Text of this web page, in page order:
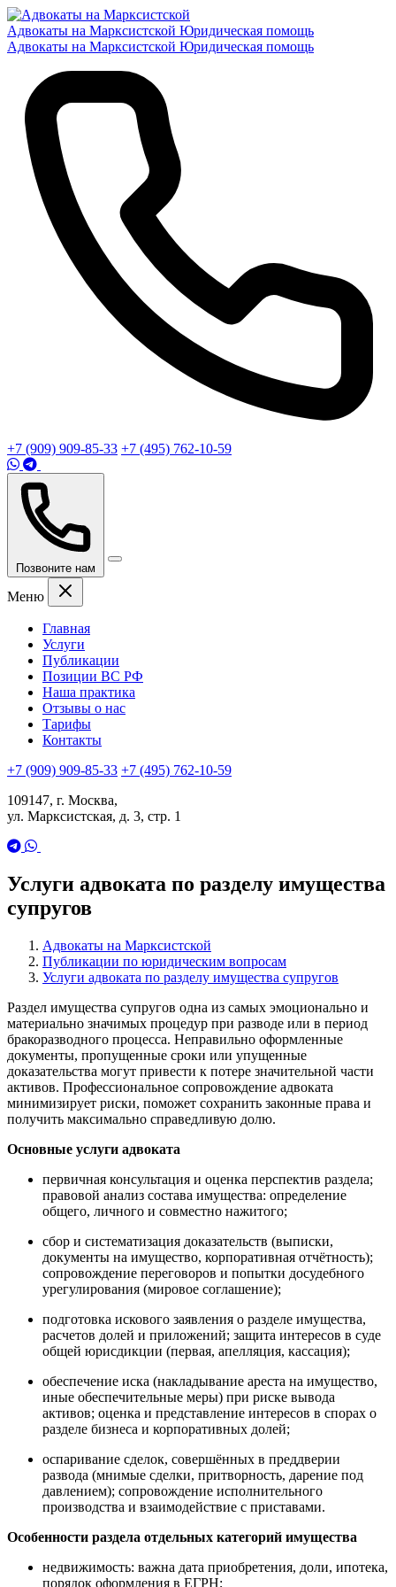
Адвокаты на Марксистской Юридическая помощь
Адвокаты на Марксистской Юридическая помощь
+7 (909) 909-85-33 +7 (495) 762-10-59
Позвоните нам
Меню
Главная
Услуги
Публикации
Позиции ВС РФ
Наша практика
Отзывы о нас
Тарифы
Контакты
+7 (909) 909-85-33 +7 (495) 762-10-59
109147, г. Москва,
ул. Марксистская, д. 3, стр. 1
Услуги адвоката по разделу имущества
супругов
Адвокаты на Марксистской
Публикации по юридическим вопросам
Услуги адвоката по разделу имущества супругов
Раздел имущества супругов одна из самых эмоционально и
материально значимых процедур при разводе или в период
бракоразводного процесса. Неправильно оформленные
документы, пропущенные сроки или упущенные
доказательства могут привести к потере значительной части
активов. Профессиональное сопровождение адвоката
минимизирует риски, поможет сохранить законные права и
получить максимально справедливую долю.
Основные услуги адвоката
первичная консультация и оценка перспектив раздела;
правовой анализ состава имущества: определение
общего, личного и совместно нажитого;
сбор и систематизация доказательств (выписки,
документы на имущество, корпоративная отчётность);
сопровождение переговоров и попытки досудебного
урегулирования (мировое соглашение);
подготовка искового заявления о разделе имущества,
расчетов долей и приложений; защита интересов в суде
общей юрисдикции (первая, апелляция, кассация);
обеспечение иска (накладывание ареста на имущество,
иные обеспечительные меры) при риске вывода
активов; оценка и представление интересов в спорах о
разделе бизнеса и корпоративных долей;
оспаривание сделок, совершённых в преддверии
развода (мнимые сделки, притворность, дарение под
давлением); сопровождение исполнительного
производства и взаимодействие с приставами.
Особенности раздела отдельных категорий имущества
недвижимость: важна дата приобретения, доли, ипотека,
порядок оформления в ЕГРН;